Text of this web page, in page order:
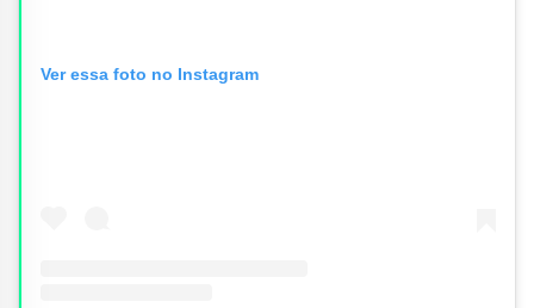
Ver essa foto no Instagram